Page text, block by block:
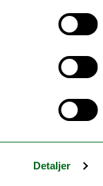
Detaljer
grup
medisin/pr
maj